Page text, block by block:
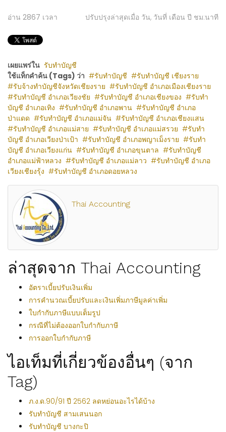
อ่าน 2867 เวลา ปรับปรุงล่าสุดเมื่อ วัน, วันที่ เดือน ปี ชม:นาที
เผยแพร่ใน รับทำบัญชี
ใช้แท็กคำค้น (Tags) ว่า
รับทำบัญชี
รับทำบัญชี เชียงราย
รับจ้างทำบัญชีจังหวัดเชียงราย
รับทำบัญชี อำเภอเมืองเชียงราย
รับทำบัญชี อำเภอเวียงชัย
รับทำบัญชี อำเภอเชียงของ
รับทำ
บัญชี อำเภอเทิง
รับทำบัญชี อำเภอพาน
รับทำบัญชี อำเภอ
ป่าแดด
รับทำบัญชี อำเภอแม่จัน
รับทำบัญชี อำเภอเชียงแสน
รับทำบัญชี อำเภอแม่สาย
รับทำบัญชี อำเภอแม่สรวย
รับทำ
บัญชี อำเภอเวียงป่าเป้า
รับทำบัญชี อำเภอพญาเม็งราย
รับทำ
บัญชี อำเภอเวียงแก่น
รับทำบัญชี อำเภอขุนตาล
รับทำบัญชี
อำเภอแม่ฟ้าหลวง
รับทำบัญชี อำเภอแม่ลาว
รับทำบัญชี อำเภอ
เวียงเชียงรุ้ง
รับทำบัญชี อำเภอดอยหลวง
Thai Accounting
ล่าสุดจาก Thai Accounting
อัตราเบี้ยปรับเงินเพิ่ม
การคำนวณเบี้ยปรับและเงินเพิ่มภาษีมูลค่าเพิ่ม
ใบกำกับภาษีแบบเต็มรูป
กรณีที่ไม่ต้องออกใบกำกับภาษี
การออกใบกำกับภาษี
ไอเท็มที่เกี่ยวข้องอื่นๆ (จาก
Tag)
ภ.ง.ด.90/91 ปี 2562 ลดหย่อนอะไรได้บ้าง
รับทำบัญชี สามเสนนอก
รับทำบัญชี บางกะปิ